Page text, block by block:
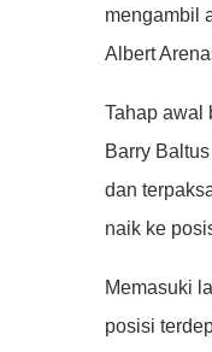
mengambil
Albert
Tahap awal
Barry
dan
naik ke
Memasuki
posisi